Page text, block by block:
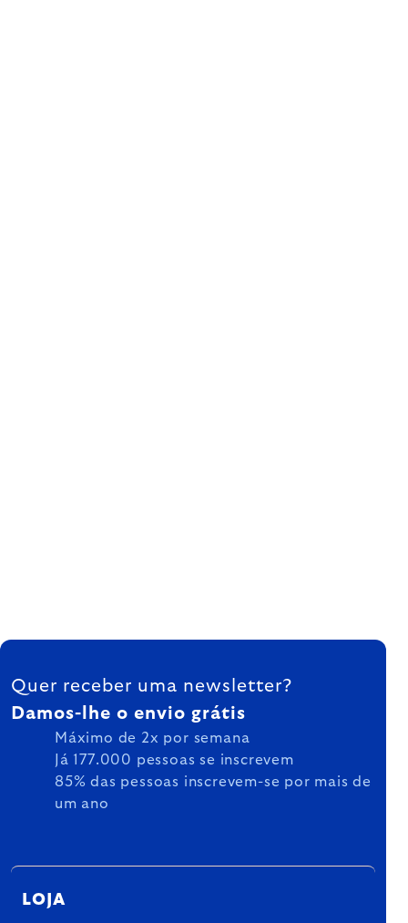
FOOTER
Quer receber uma newsletter?
Damos-lhe o envio grátis
Máximo de 2x por semana
Já 177.000 pessoas se inscrevem
85% das pessoas inscrevem-se por mais de
um ano
LOJA